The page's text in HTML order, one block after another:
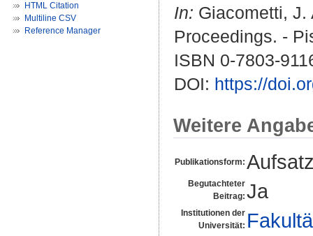
HTML Citation
Multiline CSV
Reference Manager
In: Giacometti, J.
Proceedings. -
ISBN 0-7803-
DOI: https://
Weitere
Publikationsform:
Begutachteter
Beitrag: Ja
Institutionen der
Universität: